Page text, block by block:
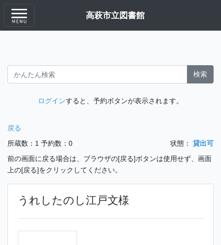
高萩市立図書館
検索
ログインすると、予約ボタンが表示されます。
戻る
所蔵数：1 予約数：0 状態：
貸出可
前の画面に戻る場合は、ブラウザの[戻る]ボタンは使用せず、画面
上の[戻る]をクリックしてください。
うれしたのし江戸文様